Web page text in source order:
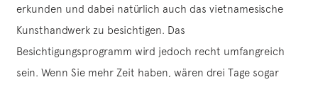
erkunden und dabei natürlich auch das vietnamesische
Kunsthandwerk zu besichtigen. Das
Besichtigungsprogramm wird jedoch recht umfangreich
sein. Wenn Sie mehr Zeit haben, wären drei Tage sogar